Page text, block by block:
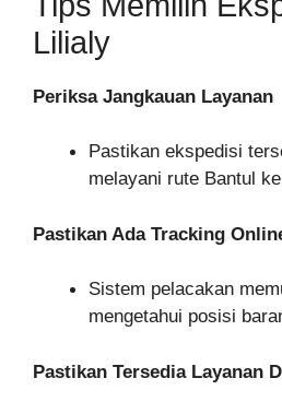
Lilialy
Periksa Jangkauan Layanan
Pastikan ekspedisi
melayani rute Bantul
Pastikan Ada Tracking
Sistem pelacakan
mengetahui posisi
Pastikan Tersedia Layanan